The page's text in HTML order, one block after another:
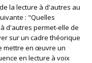
la lecture à d'autres au
: "Quelles
d'autres permet-elle de
sur un cadre théorique
mettre en œuvre un
en lecture à voix